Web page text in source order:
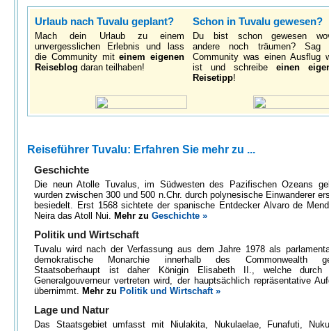
Urlaub nach Tuvalu geplant?
Mach dein Urlaub zu einem
unvergesslichen Erlebnis und lass
die Community miteinem eigenen
Reiseblog daran teilhaben!
Schon in Tuvalu gewesen?
Du bist schon gewesen
andere noch träumen? Sag
Community was einen Ausflug
ist und schreibe einen
Reisetipp!
Reiseführer Tuvalu: Erfahren Sie mehr zu ...
Geschichte
Die neun Atolle Tuvalus, im Südwesten des Pazifischen Ozeans
wurden zwischen 300 und 500 n.Chr. durch polynesische Einwanderer
besiedelt. Erst 1568 sichtete der spanische Entdecker Alvaro de
Neira das Atoll Nui. Mehr zu Geschichte »
Politik und Wirtschaft
Tuvalu wird nach der Verfassung aus dem Jahre 1978 als
demokratische Monarchie innerhalb des Commonwealth
Staatsoberhaupt ist daher Königin Elisabeth II., welche durch
Generalgouverneur vertreten wird, der hauptsächlich repräsentative
übernimmt. Mehr zu Politik und Wirtschaft »
Lage und Natur
Das Staatsgebiet umfasst mit Niulakita, Nukulaelae, Funafuti,